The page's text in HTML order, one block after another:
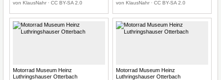
von KlausNahr · CC BY-SA 2.0 von KlausNahr · CC BY-SA 2.0
Motorrad Museum Heinz
Luthringshauser Otterbach
Motorrad Museum Heinz
Luthringshauser Otterbach